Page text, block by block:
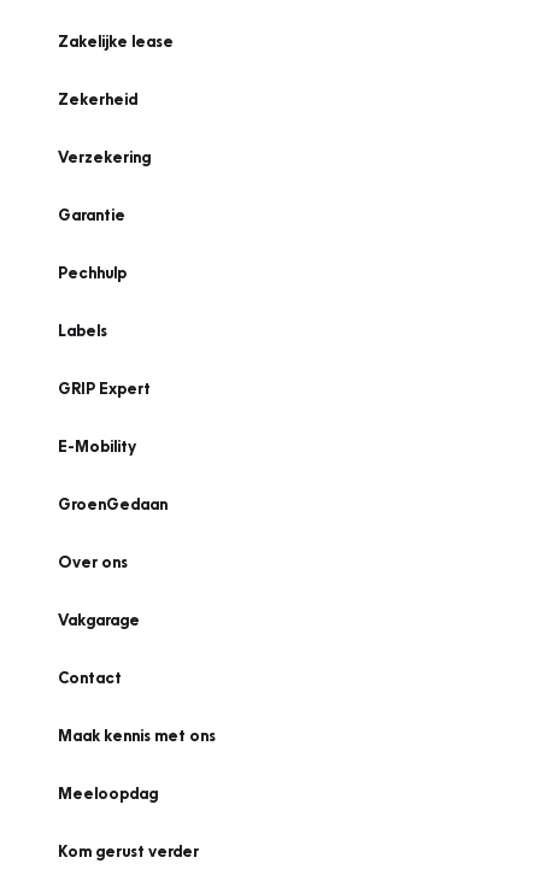
Zakelijke lease
Zekerheid
Verzekering
Garantie
Pechhulp
Labels
GRIP Expert
E-Mobility
GroenGedaan
Over ons
Vakgarage
Contact
Maak kennis met ons
Meeloopdag
Kom gerust verder